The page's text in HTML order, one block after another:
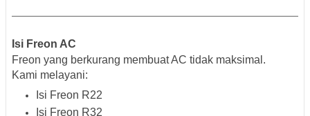
Isi Freon AC
Freon yang berkurang membuat AC tidak maksimal.
Kami melayani:
Isi Freon R22
Isi Freon R32